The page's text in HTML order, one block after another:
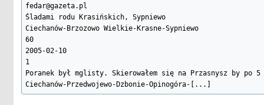
fedar@gazeta.pl
Śladami rodu Krasińskich, Sypniewo
Ciechanów-Brzozowo Wielkie-Krasne-Sypniewo
60
2005-02-10
1
Poranek był mglisty. Skierowałem się na Przasnysz by po
Ciechanów-Przedwojewo-Dzbonie-Opinogóra-[...]